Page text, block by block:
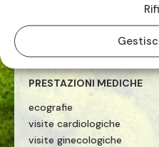
PRESTAZIONI MEDICHE
ecografie
visite cardiologiche
visite ginecologiche